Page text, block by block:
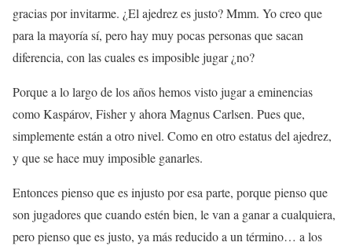
gracias por invitarme. ¿El ajedrez es justo? Mmm. Yo creo que
para la mayoría sí, pero hay muy pocas personas que sacan
diferencia, con las cuales es imposible jugar ¿no?
Porque a lo largo de los años hemos visto jugar a eminencias
como Kaspárov, Fisher y ahora Magnus Carlsen. Pues que,
simplemente están a otro nivel. Como en otro estatus del ajedrez,
y que se hace muy imposible ganarles.
Entonces pienso que es injusto por esa parte, porque pienso que
son jugadores que cuando estén bien, le van a ganar a cualquiera,
pero pienso que es justo, ya más reducido a un término… a los